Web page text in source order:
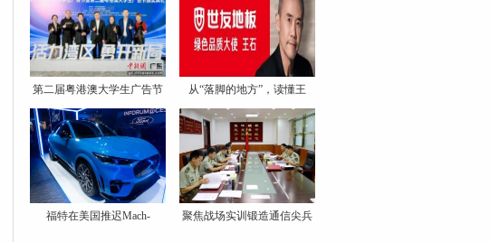
第二届粤港澳大学生广告节 从“落脚的地方”，读懂王
福特在美国推迟Mach- 聚焦战场实训锻造通信尖兵